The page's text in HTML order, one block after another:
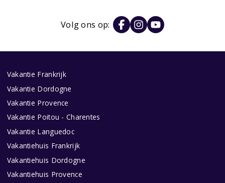
Volg ons op:
Vakantie Frankrijk
Vakantie Dordogne
Vakantie Provence
Vakantie Poitou - Charentes
Vakantie Languedoc
Vakantiehuis Frankrijk
Vakantiehuis Dordogne
Vakantiehuis Provence